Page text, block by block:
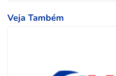
Veja Também